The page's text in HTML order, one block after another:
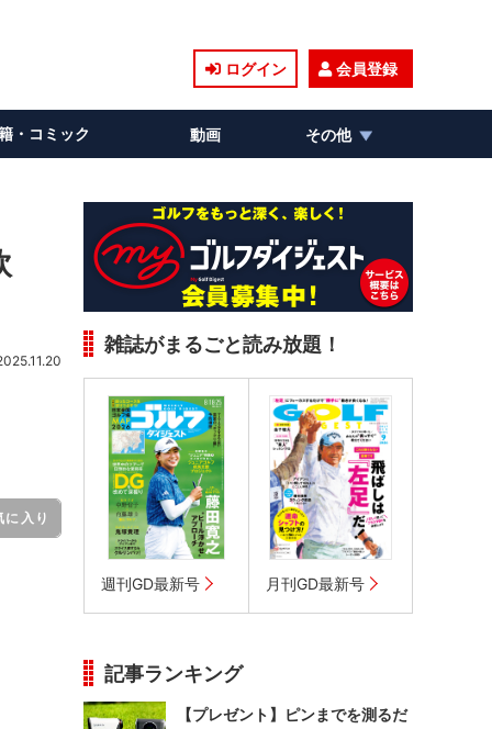
ログイン 会員登録
・コミック 動画 その他
に入り
雑誌がまるごと読み放題！
週刊GD最新号 月刊GD最新号
記事ランキング
【プレゼント】ピンまでを測るだ